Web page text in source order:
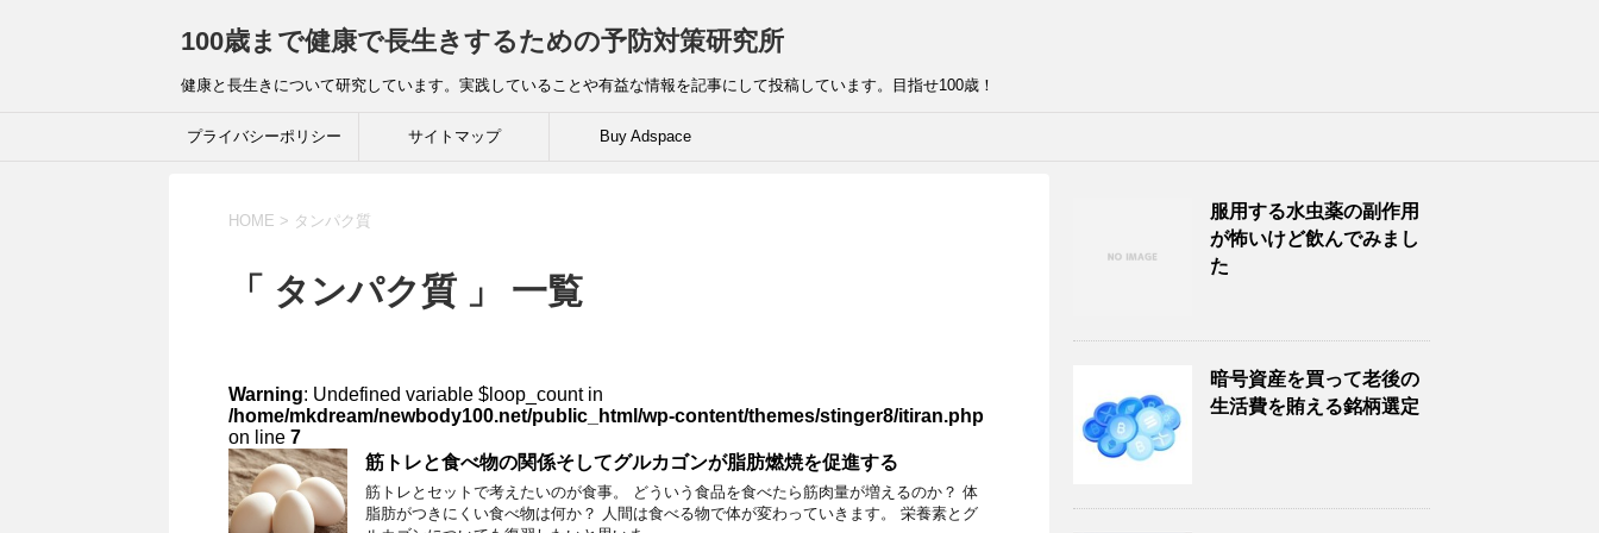
100歳まで健康で長生きするための予防対策研究所
健康と長生きについて研究しています。実践していることや有益な情報を記事にして投稿しています。目指せ100歳！
プライバシーポリシー サイトマップ Buy Adspace
HOME > タンパク質
「 タンパク質 」 一覧
Warning: Undefined variable $loop_count in
/home/mkdream/newbody100.net/public_html/wp-content/themes/stinger8/itiran.php
on line 7
筋トレと食べ物の関係そしてグルカゴンが脂肪燃焼を促進する
筋トレとセットで考えたいのが食事。 どういう食品を食べたら筋肉量が増えるのか？ 体
脂肪がつきにくい食べ物は何か？ 人間は食べる物で体が変わっていきます。 栄養素とグ
服用する水虫薬の副作用
が怖いけど飲んでみまし
た
暗号資産を買って老後の
生活費を賄える銘柄選定